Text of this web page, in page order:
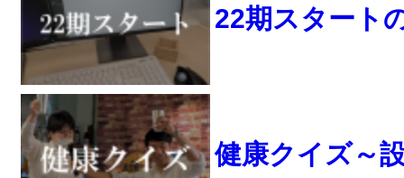
22期スタート
健康クイズ～